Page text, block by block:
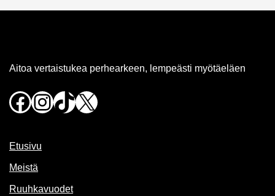
Aitoa vertaistukea perhearkeen, lempeästi myötäeläen
Facebook
Instagram
TikTok
X
Etusivu
Meistä
Ruuhkavuodet